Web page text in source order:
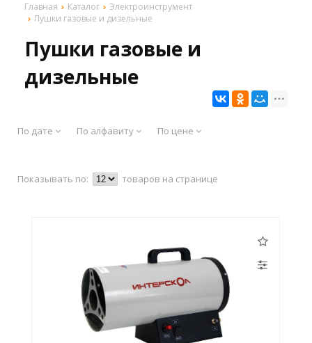
Главная Каталог
Электроинструмент
Пушки газовые и дизельные
Пушки газовые и
дизельные
По дате По алфавиту По цене
Показывать по: товаров на странице